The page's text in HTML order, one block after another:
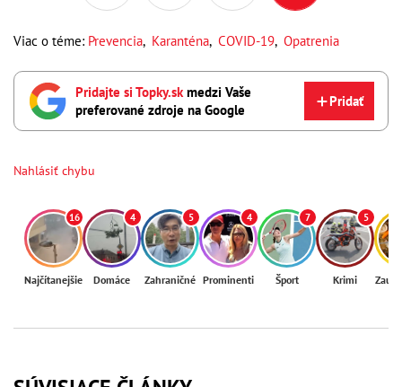
Viac o téme: Prevencia, Karanténa, COVID-19, Opatrenia
Pridajte si Topky.sk medzi Vaše
preferované zdroje na Google
Pridať
Nahlásiť chybu
16
Najčítanejšie
4
Domáce
5
Zahraničné
4
Prominenti
7
Šport
5
Krimi